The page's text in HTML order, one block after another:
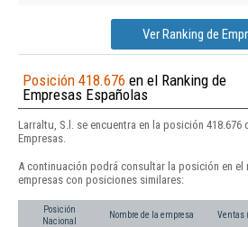
Ver Ranking de
Posición 418.676 en el Ranking de
Empresas Españolas
Larraltu, S.l. se encuentra en la posición 418.676
Empresas.
A continuación podrá consultar la posición en el
empresas con posiciones similares:
Posición
Nacional
Nombre de la empresa Ventas